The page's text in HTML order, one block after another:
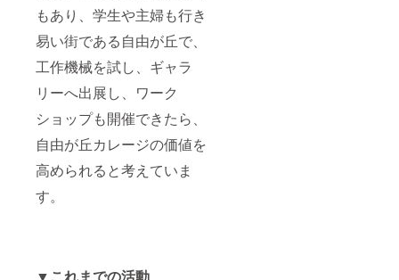
もあり、学生や主婦も行き
易い街である自由が丘で、
工作機械を試し、ギャラ
リーへ出展し、ワーク
ショップも開催できたら、
自由が丘カレージの価値を
高められると考えていま
す。
▼これまでの活動